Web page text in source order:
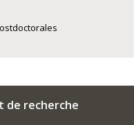
de recherche